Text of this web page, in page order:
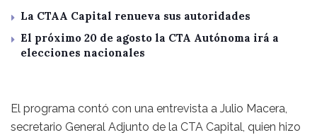
La CTAA Capital renueva sus autoridades
El próximo 20 de agosto la CTA Autónoma irá a
elecciones nacionales
El programa contó con una entrevista a Julio Macera,
secretario General Adjunto de la CTA Capital, quien hizo